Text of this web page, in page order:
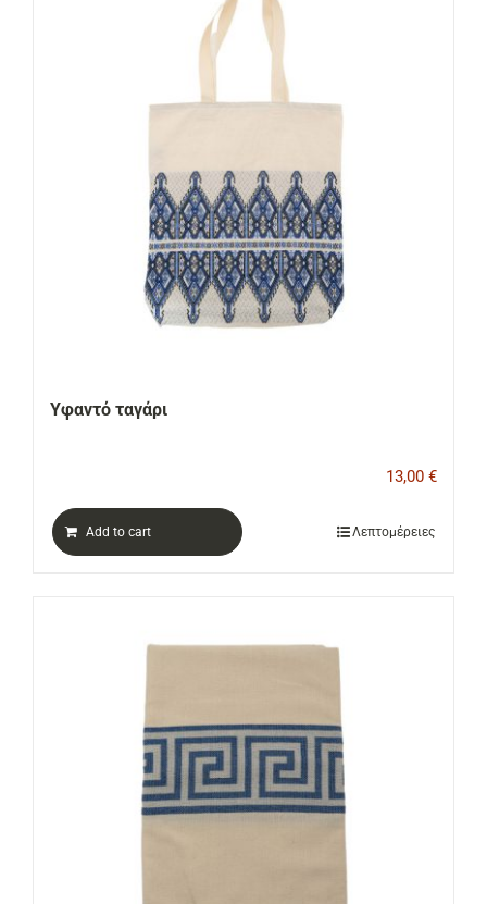
Υφαντό ταγάρι
13,00 €
Add to cart Λεπτομέρειες